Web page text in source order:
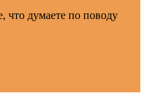
что думаете по поводу